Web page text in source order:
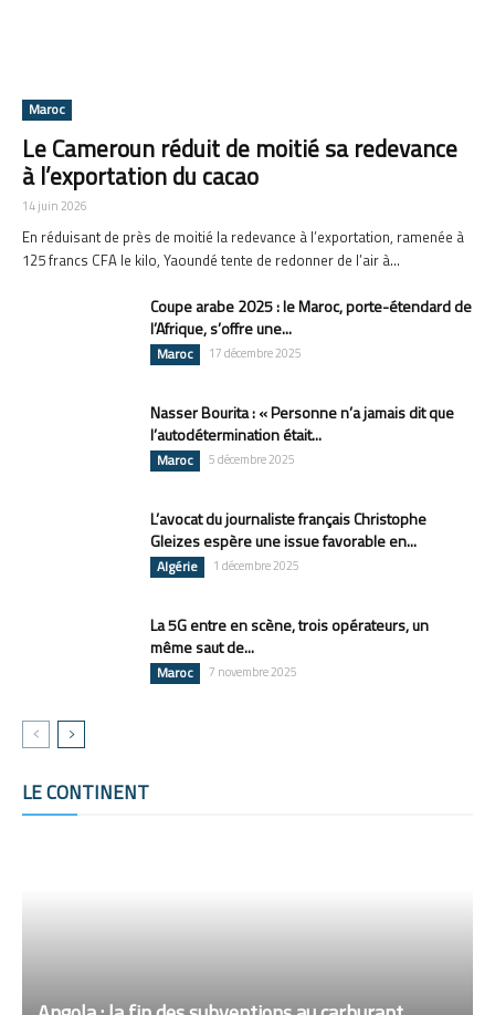
Maroc
Le Cameroun réduit de moitié sa redevance
à l’exportation du cacao
14 juin 2026
En réduisant de près de moitié la redevance à l’exportation, ramenée à
125 francs CFA le kilo, Yaoundé tente de redonner de l’air à...
Coupe arabe 2025 : le Maroc, porte-étendard de
l’Afrique, s’offre une...
Maroc 17 décembre 2025
Nasser Bourita : « Personne n’a jamais dit que
l’autodétermination était...
Maroc 5 décembre 2025
L’avocat du journaliste français Christophe
Gleizes espère une issue favorable en...
Algérie 1 décembre 2025
La 5G entre en scène, trois opérateurs, un
même saut de...
Maroc 7 novembre 2025
LE CONTINENT
Tous Politique